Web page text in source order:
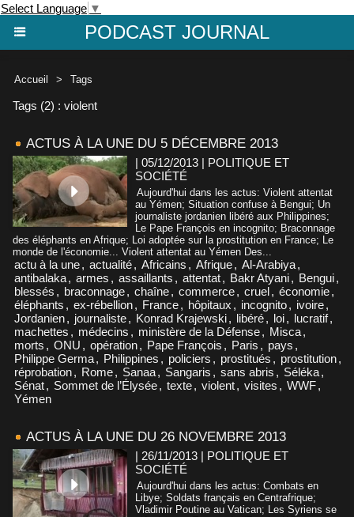
Select Language ▼
PODCAST JOURNAL
Accueil > Tags
Tags (2) : violent
ACTUS À LA UNE DU 5 DÉCEMBRE 2013
| 05/12/2013 | POLITIQUE ET
SOCIÉTÉ
Aujourd'hui dans les actus: Violent attentat
au Yémen; Situation confuse à Bengui; Un
journaliste jordanien libéré aux Philippines;
Le Pape François en incognito; Braconnage
des éléphants en Afrique; Loi adoptée sur la prostitution en France; Le
monde de l'économie... Violent attentat au Yémen Des...
actu à la une, actualité, Africains , Afrique, Al-Arabiya,
antibalaka, armes , assaillants , attentat, Bakr Atyani, Bengui,
blessés , braconnage, chaîne, commerce, cruel, économie,
éléphants , ex-rébellion, France, hôpitaux , incognito, ivoire,
Jordanien, journaliste, Konrad Krajewski, libéré, loi, lucratif,
machettes , médecins , ministère de la Défense, Misca,
morts , ONU , opération, Pape François , Paris , pays ,
Philippe Germa, Philippines , policiers , prostitués , prostitution,
réprobation, Rome, Sanaa, Sangaris , sans abris , Séléka,
Sénat, Sommet de l’Élysée, texte, violent, visites , WWF,
Yémen
ACTUS À LA UNE DU 26 NOVEMBRE 2013
| 26/11/2013 | POLITIQUE ET
SOCIÉTÉ
Aujourd'hui dans les actus: Combats en
Libye; Soldats français en Centrafrique;
Vladimir Poutine au Vatican; Les Syriens se